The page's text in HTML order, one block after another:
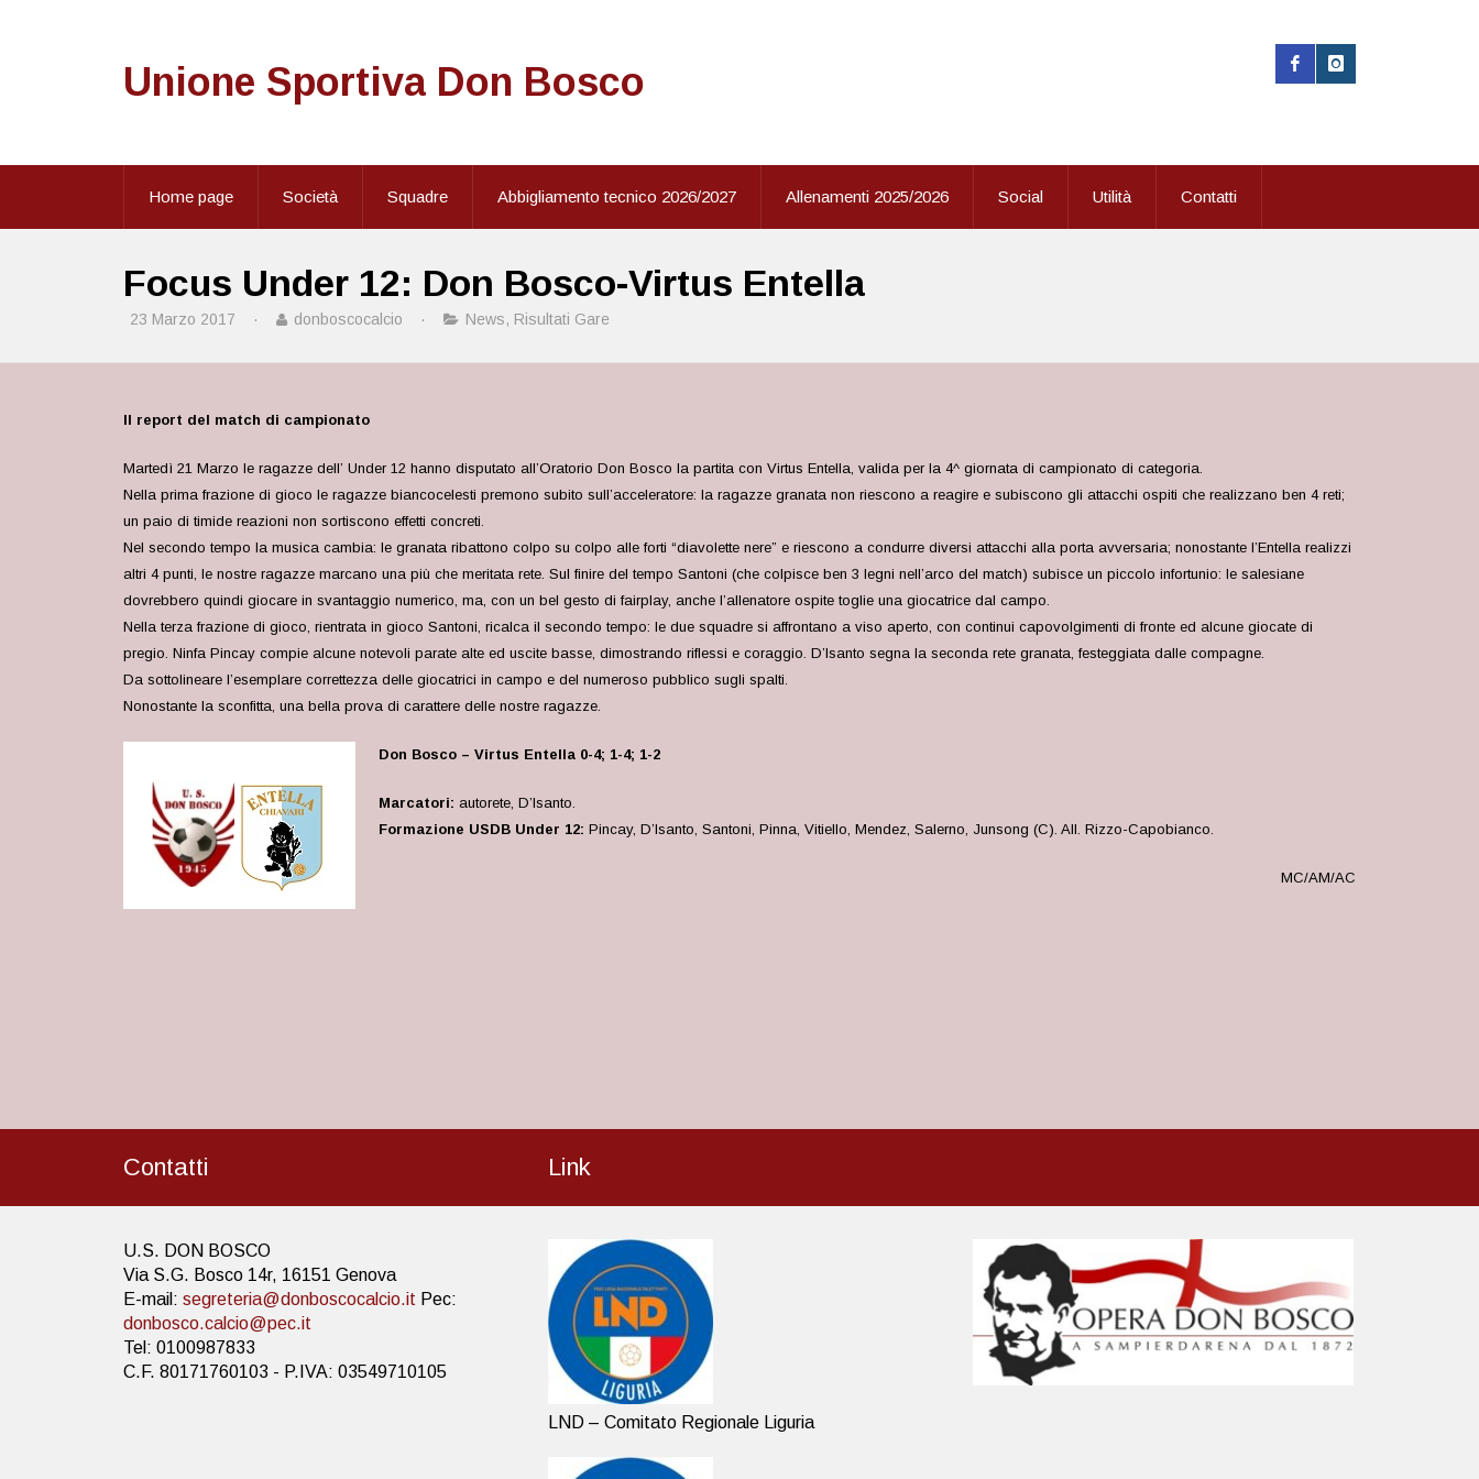
Unione Sportiva Don Bosco
Home page Società Squadre Abbigliamento tecnico 2026/2027 Allenamenti 2025/2026 Social Utilità Contatti
Focus Under 12: Don Bosco-Virtus Entella
23 Marzo 2017 · donboscocalcio · News, Risultati Gare
Il report del match di campionato
Martedì 21 Marzo le ragazze dell’ Under 12 hanno disputato all’Oratorio Don Bosco la partita con Virtus Entella, valida per la 4^ giornata di campionato di categoria.
Nella prima frazione di gioco le ragazze biancocelesti premono subito sull’acceleratore: la ragazze granata non riescono a reagire e subiscono gli attacchi ospiti che realizzano ben 4 reti;
un paio di timide reazioni non sortiscono effetti concreti.
Nel secondo tempo la musica cambia: le granata ribattono colpo su colpo alle forti “diavolette nere” e riescono a condurre diversi attacchi alla porta avversaria; nonostante l’Entella realizzi
altri 4 punti, le nostre ragazze marcano una più che meritata rete. Sul finire del tempo Santoni (che colpisce ben 3 legni nell’arco del match) subisce un piccolo infortunio: le salesiane
dovrebbero quindi giocare in svantaggio numerico, ma, con un bel gesto di fairplay, anche l’allenatore ospite toglie una giocatrice dal campo.
Nella terza frazione di gioco, rientrata in gioco Santoni, ricalca il secondo tempo: le due squadre si affrontano a viso aperto, con continui capovolgimenti di fronte ed alcune giocate di
pregio. Ninfa Pincay compie alcune notevoli parate alte ed uscite basse, dimostrando riflessi e coraggio. D’Isanto segna la seconda rete granata, festeggiata dalle compagne.
Da sottolineare l’esemplare correttezza delle giocatrici in campo e del numeroso pubblico sugli spalti.
Nonostante la sconfitta, una bella prova di carattere delle nostre ragazze.
Don Bosco – Virtus Entella 0-4; 1-4; 1-2
Marcatori: autorete, D’Isanto.
Formazione USDB Under 12: Pincay, D’Isanto, Santoni, Pinna, Vitiello, Mendez, Salerno, Junsong (C). All. Rizzo-Capobianco.
MC/AM/AC
Contatti
U.S. DON BOSCO
Via S.G. Bosco 14r, 16151 Genova
E-mail: segreteria@donboscocalcio.it Pec:
donbosco.calcio@pec.it
Tel: 0100987833
C.F. 80171760103 - P.IVA: 03549710105
Link
LND – Comitato Regionale Liguria